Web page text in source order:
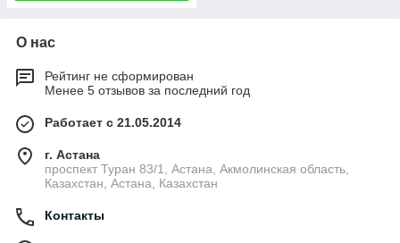
О нас
Рейтинг не сформирован
Менее 5 отзывов за последний год
Работает с 21.05.2014
г. Астана
проспект Туран 83/1, Астана, Акмолинская область,
Казахстан, Астана, Казахстан
Контакты